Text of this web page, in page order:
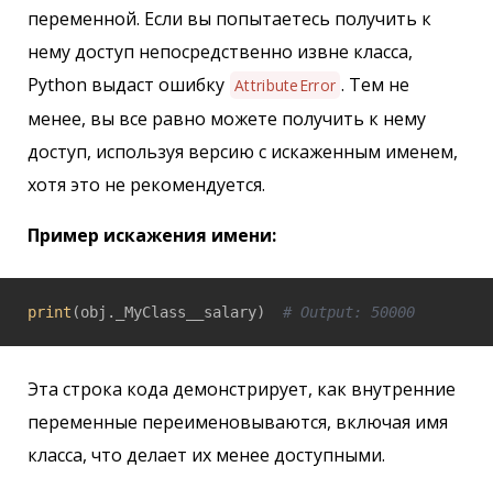
переменной. Если вы попытаетесь получить к
нему доступ непосредственно извне класса,
Python выдаст ошибку AttributeError . Тем не
менее, вы все равно можете получить к нему
доступ, используя версию с искаженным именем,
хотя это не рекомендуется.
Пример искажения имени:
print (obj._MyClass__salary) # Output: 50000
Эта строка кода демонстрирует, как внутренние
переменные переименовываются, включая имя
класса, что делает их менее доступными.